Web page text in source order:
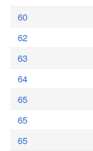
60
62
63
64
65
65
65